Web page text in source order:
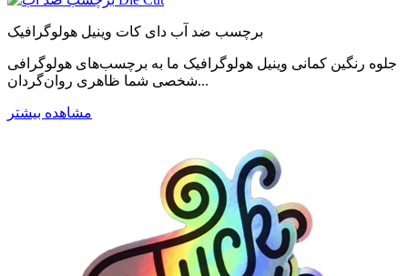
برچسب ضد آب دای کات وینیل هولوگرافیک
جلوه رنگین کمانی وینیل هولوگرافیک ما به برچسب‌های هولوگرافی
شخصی شما ظاهری روان‌گردان...
مشاهده بیشتر